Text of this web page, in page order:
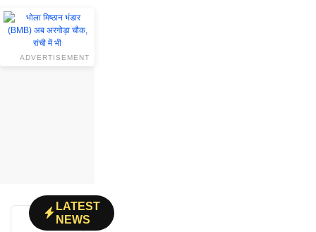
ADVERTISEMENT
LATEST
NEWS